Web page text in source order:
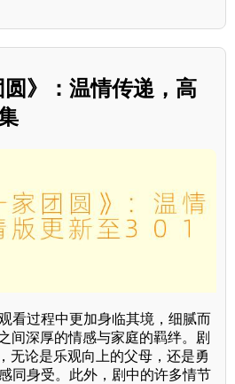
》：温情传递，高
看过程中更加身临其境，细腻而
间深厚的情感与家庭的羁绊。剧
无论是乐观向上的父母，还是勇
同身受。此外，剧中的许多情节